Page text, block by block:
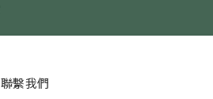
聯繫我們